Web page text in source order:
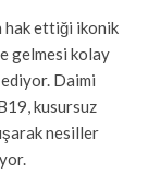
hak ettiği ikonik
gelmesi kolay
Daimi
kusursuz
nesiller